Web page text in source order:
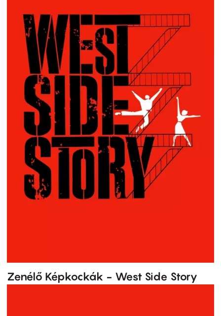
Zenélő Képkockák - West Side Story